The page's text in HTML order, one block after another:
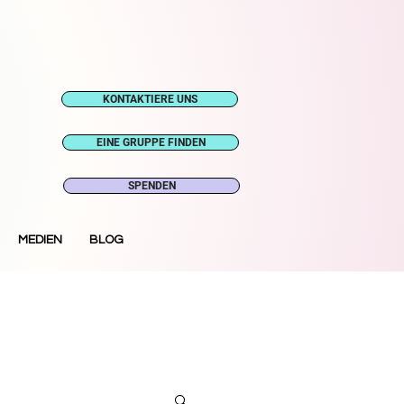
KONTAKTIERE UNS
EINE GRUPPE FINDEN
SPENDEN
MEDIEN BLOG